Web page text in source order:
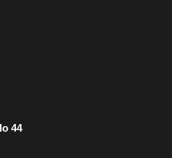
44